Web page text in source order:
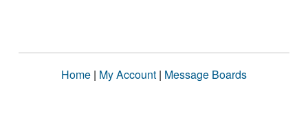
Home | My Account | Message Boards